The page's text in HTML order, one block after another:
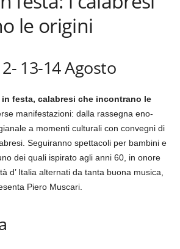
le origini
13-14 Agosto
in festa, calabresi che incontrano le
manifestazioni: dalla rassegna eno-
a momenti culturali con convegni di
Seguiranno spettacoli per bambini e
dei quali ispirato agli anni 60, in onore
d’ Italia alternati da tanta buona musica,
Piero Muscari.